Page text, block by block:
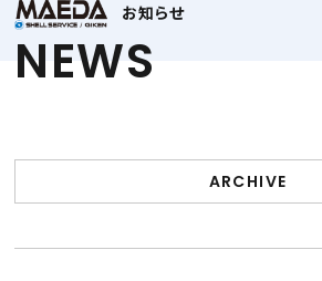
お知らせ
NEWS
ARCHIVE